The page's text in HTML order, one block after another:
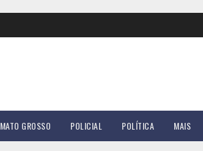
MATO GROSSO POLICIAL POLÍTICA MAIS